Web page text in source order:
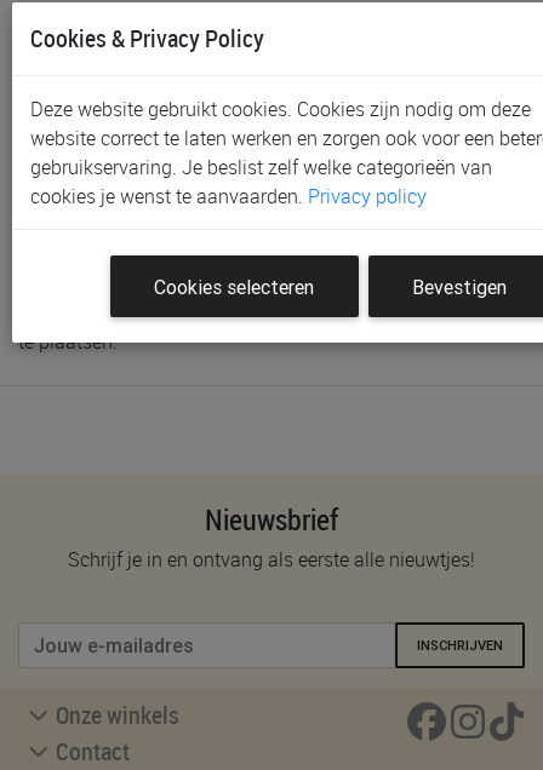
Gratis verzending vanaf € 80 *
Productinformatie & specificaties
Voorraad bij Paradisio
Klantenbeoordelingen
Schrijf de eerste beoordeling
Meld je aan met je Paradisio account om een beoordeling
te plaatsen.
Nieuwsbrief
Schrijf je in en ontvang als eerste alle nieuwtjes!
INSCHRIJVEN
Onze winkels
Contact
Cookies & Privacy Policy
Deze website gebruikt cookies. Cookies zijn nodig om deze
website correct te laten werken en zorgen ook voor een
gebruikservaring. Je beslist zelf welke categorieën van
cookies je wenst te aanvaarden. Privacy policy
Cookies selecteren Bevestigen